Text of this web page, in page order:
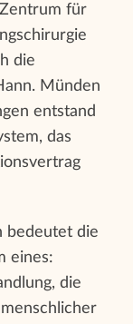
für
die
Münden
entstand
das
bedeutet die
eines:
die